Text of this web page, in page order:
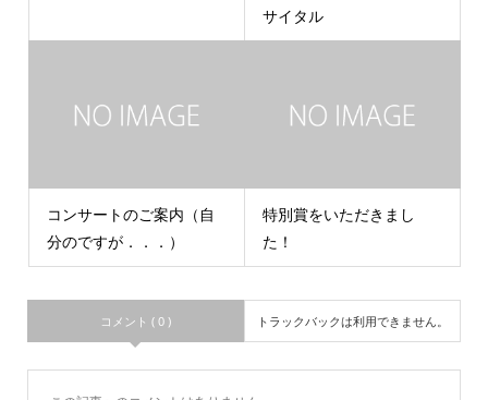
サイタル
コンサートのご案内（自
分のですが．．．）
特別賞をいただきまし
た！
コメント ( 0 ) トラックバックは利用できません。